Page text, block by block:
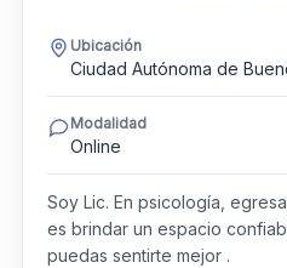
Ubicación
Ciudad Autónoma de
Modalidad
Online
Soy Lic. En psicología,
es brindar un espacio
puedas sentirte mejor .